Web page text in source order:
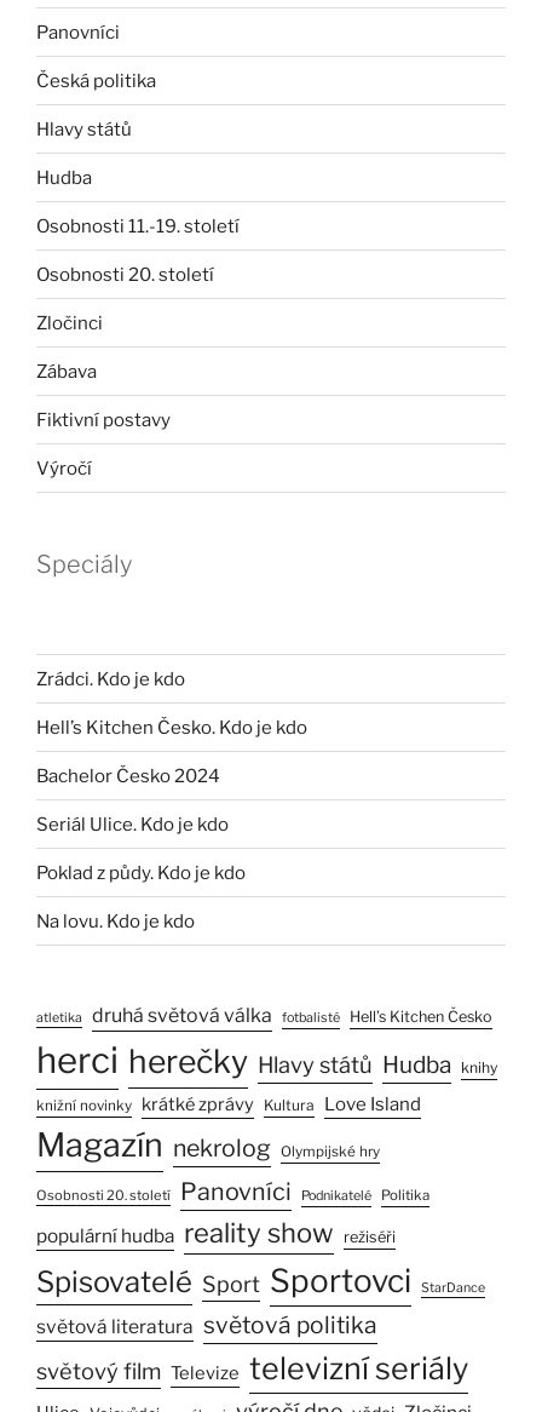
Panovníci
Česká politika
Hlavy států
Hudba
Osobnosti 11.-19. století
Osobnosti 20. století
Zločinci
Zábava
Fiktivní postavy
Výročí
Speciály
Zrádci. Kdo je kdo
Hell’s Kitchen Česko. Kdo je kdo
Bachelor Česko 2024
Seriál Ulice. Kdo je kdo
Poklad z půdy. Kdo je kdo
Na lovu. Kdo je kdo
atletika druhá světová válka fotbalisté Hell’s Kitchen Česko
herci herečky Hlavy států Hudba knihy
knižní novinky krátké zprávy Kultura Love Island
Magazín nekrolog Olympijské hry
Osobnosti 20. století Panovníci Podnikatelé Politika
populární hudba reality show režiséři
Spisovatelé Sport Sportovci StarDance
světová literatura světová politika
světový film Televize televizní seriály